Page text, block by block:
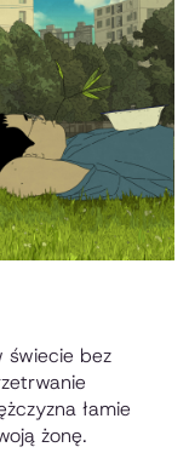
świecie bez
łamie
żonę.